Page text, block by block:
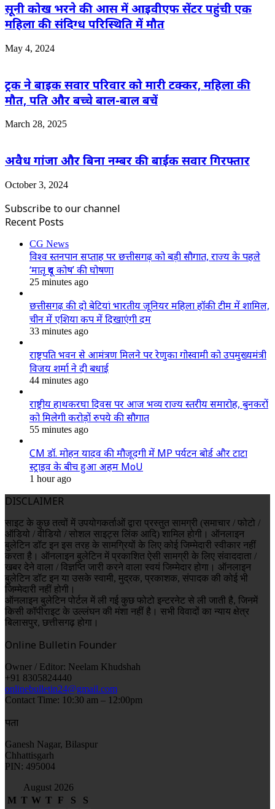
सूनी कोख भरने की आस में आइवीएफ सेंटर पहुंची एक
महिला की संदिग्‍ध परिस्थिति में मौत
May 4, 2024
ट्रक ने बाइक सवार परिवार को मारी टक्कर, महिला की
मौत, पति और बच्चे बाल-बाल बचें
March 28, 2025
अवैध गांजा और बिना नम्बर की बाईक सवार गिरफ्तार
October 3, 2024
Subscribe to our channel
Recent Posts
CG News
विश्व स्तनपान सप्ताह पर छत्तीसगढ़ को बड़ी सौगात, राज्य के पहले
‘मातृ दूध कोष’ की घोषणा
25 minutes ago
छत्तीसगढ़ की दो बेटियां भारतीय जूनियर महिला हॉकी टीम में शामिल,
चीन में एशिया कप में दिखाएंगी दम
33 minutes ago
राष्ट्रपति भवन से आमंत्रण मिलने पर रेणुका गोस्वामी को उपमुख्यमंत्री
विजय शर्मा ने दी बधाई
44 minutes ago
राष्ट्रीय हाथकरघा दिवस पर आज भव्य राज्य स्तरीय समारोह, बुनकरों
को मिलेगी करोड़ों रुपये की सौगात
55 minutes ago
CM डॉ. मोहन यादव की मौजूदगी में MP पर्यटन बोर्ड और टाटा
स्ट्राइव के बीच हुआ अहम MoU
1 hour ago
DISCLAIMER
साइट के कुछ तत्वों में उपयोगकर्ताओं द्वारा प्रस्तुत सामग्री (समाचार / फोटो /
ऑडियो / वीडियो / सोशल साइट्स लिंक आदि) शामिल होगी। ऑनलाइन
बुलेटिन डॉट इन इस तरह के सामग्रियों के लिए कोई जिम्मेदारी स्वीकार नहीं
करता है। ऑनलाइन बुलेटिन में प्रकाशित ऐसी सामग्री के लिए संवाददाता /
खबर देने वाला / विज्ञप्ति जारी करने वाला स्वयं जिम्मेदार होगा। ऑनलाइन
बुलेटिन डॉट इन या उसके स्वामी, मुद्रक, प्रकाशक, संपादक की कोई भी
जिम्मेदारी नहीं होगी।
ऑनलाइन बुलेटिन पोर्टल में ली गई कुछ फोटो इन्टरनेट से ली जाती है, जिनमें
किसी कॉपीराइट के उल्लंघन की मंशा नहीं है। सभी विवादों का न्याय क्षेत्र
बिलासपुर, छत्तीसगढ़ होगा।
Online Bulletin Founder
Owner / Editor: Neelam Khudshah
+91 8305824440
onlinebulletin24@gmail.com
Contact Time: 10:30 am – 12:00pm
पता
Ganesh Nagar, Bilaspur
Chhattisgarh
PIN: 495004
August 2026
M T W T F S
S